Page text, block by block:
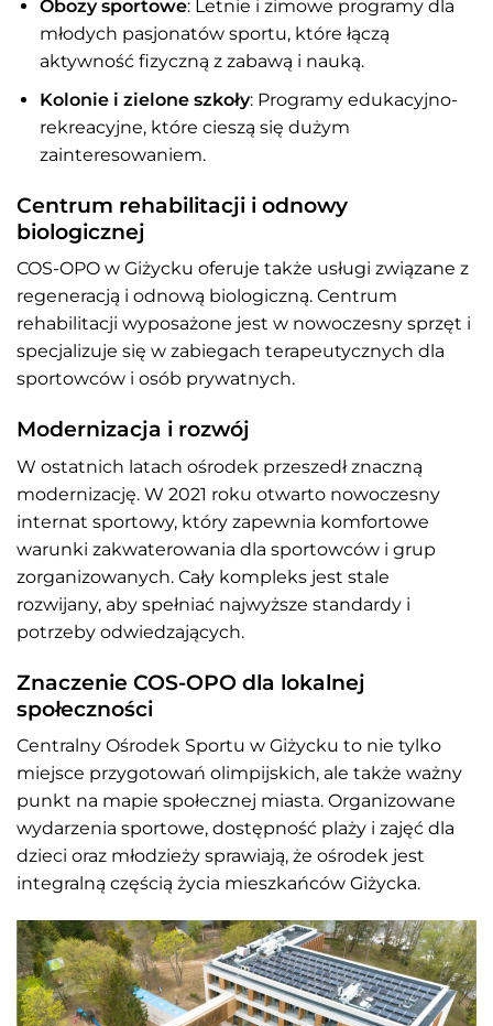
Obozy sportowe: Letnie i zimowe programy dla
młodych pasjonatów sportu, które łączą
aktywność fizyczną z zabawą i nauką.
Kolonie i zielone szkoły: Programy edukacyjno-
rekreacyjne, które cieszą się dużym
zainteresowaniem.
Centrum rehabilitacji i odnowy
biologicznej
COS-OPO w Giżycku oferuje także usługi związane z
regeneracją i odnową biologiczną. Centrum
rehabilitacji wyposażone jest w nowoczesny sprzęt i
specjalizuje się w zabiegach terapeutycznych dla
sportowców i osób prywatnych.
Modernizacja i rozwój
W ostatnich latach ośrodek przeszedł znaczną
modernizację. W 2021 roku otwarto nowoczesny
internat sportowy, który zapewnia komfortowe
warunki zakwaterowania dla sportowców i grup
zorganizowanych. Cały kompleks jest stale
rozwijany, aby spełniać najwyższe standardy i
potrzeby odwiedzających.
Znaczenie COS-OPO dla lokalnej
społeczności
Centralny Ośrodek Sportu w Giżycku to nie tylko
miejsce przygotowań olimpijskich, ale także ważny
punkt na mapie społecznej miasta. Organizowane
wydarzenia sportowe, dostępność plaży i zajęć dla
dzieci oraz młodzieży sprawiają, że ośrodek jest
integralną częścią życia mieszkańców Giżycka.